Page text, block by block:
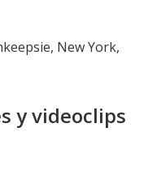
New York,
y videoclips